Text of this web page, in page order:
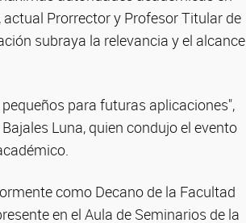
Prorrector y Profesor Titular de
subraya la relevancia y el alcance
para futuras aplicaciones",
Luna, quien condujo el evento
como Decano de la Facultad
en el Aula de Seminarios de la